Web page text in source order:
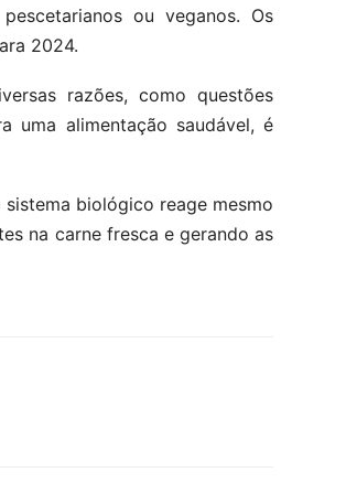
ou veganos. Os
2024.
razões, como questões
uma alimentação saudável, é
biológico reage mesmo
na carne fresca e gerando as